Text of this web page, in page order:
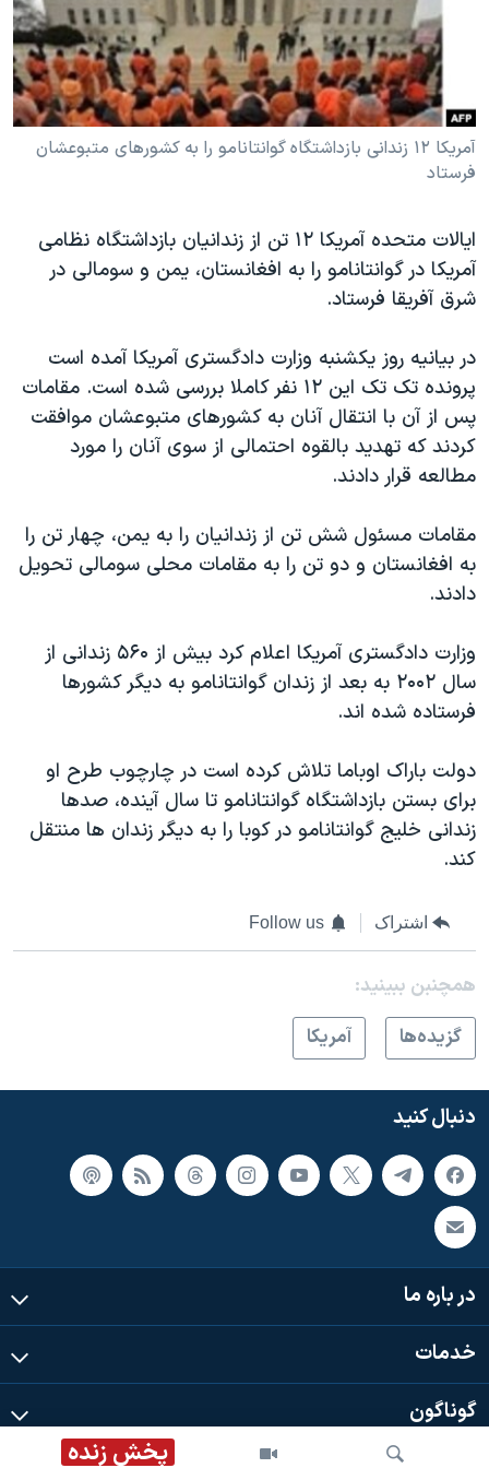
فرهنگ و زندگی
حقوق شهروندی
اقتصادی
علم و فناوری
اسرائیل در جنگ
آرشیو پخش زنده
مستندها
انتخابات ریاست جمهوری آمریکا ۲۰۲۴
حمله جمهوری اسلامی به اسرائیل
رمز مهسا
ورزش زنان در ایران
مجموعه مستندهای دادخواهی
تریبونال مردمی آبان ۹۸
چهل سال گروگان‌گیری
قانون شفافیت دارائی کادر رهبری ایران
اعتراضات مردمی آبان ۹۸
اسرائیل در جنگ
نرگس محمدی برنده جایزه نوبل صلح
همایش محافظه‌کاران آمریکا «سی‌پک»
سفر پرزیدنت ترامپ به چین
دنبال کنید
زبانهای مختلف
پخش زنده
آمریکا ۱۲ زندانی بازداشتگاه گوانتانامو را به کشورهای متبوعشان
فرستاد
ایالات متحده آمریکا ۱۲ تن از زندانیان بازداشتگاه نظامی
آمریکا در گوانتانامو را به افغانستان، یمن و سومالی در
شرق آفریقا فرستاد.
در بیانیه روز یکشنبه وزارت دادگستری آمریکا آمده است
پرونده تک تک این ۱۲ نفر کاملا بررسی شده است. مقامات
پس از آن با انتقال آنان به کشورهای متبوعشان موافقت
کردند که تهدید بالقوه احتمالی از سوی آنان را مورد
مطالعه قرار دادند.
مقامات مسئول شش تن از زندانیان را به یمن، چهار تن را
به افغانستان و دو تن را به مقامات محلی سومالی تحویل
دادند.
وزارت دادگستری آمریکا اعلام کرد بیش از ۵۶۰ زندانی از
سال ۲۰۰۲ به بعد از زندان گوانتانامو به دیگر کشورها
فرستاده شده اند.
دولت باراک اوباما تلاش کرده است در چارچوب طرح او
برای بستن بازداشتگاه گوانتانامو تا سال آینده، صدها
زندانی خلیج گوانتانامو در کوبا را به دیگر زندان ها منتقل
کند.
اشتراک Follow us
همچنبن ببینید:
گزيده‌ها
آمريکا
دنبال کنید
در باره ما
خدمات
گوناگون